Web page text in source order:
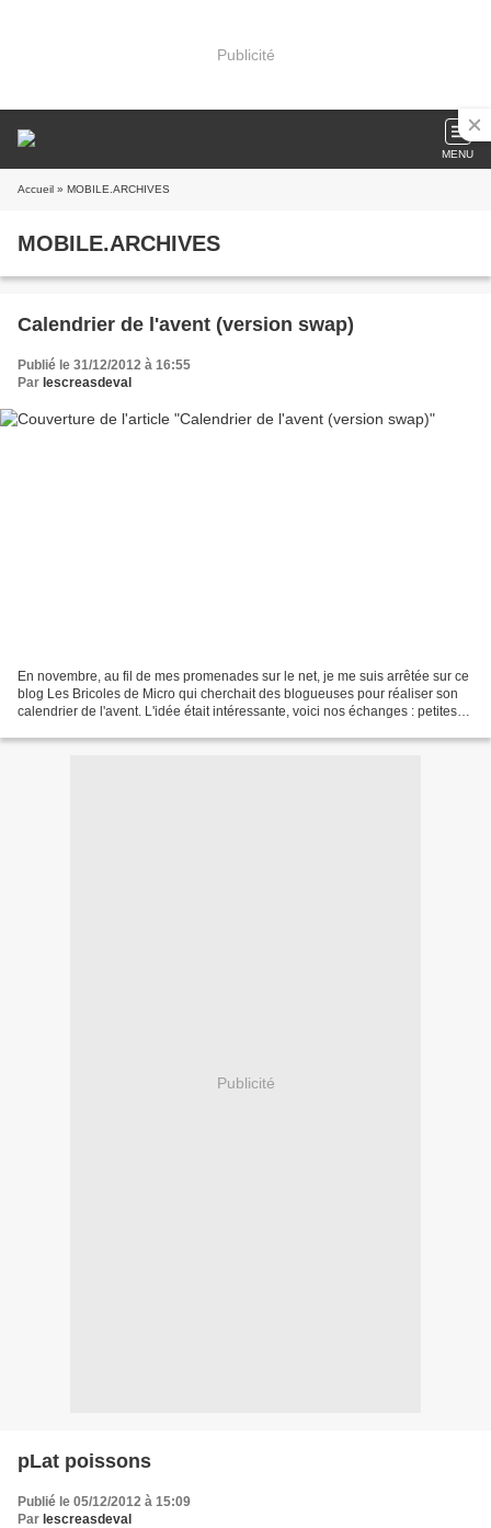
Publicité
MENU
Accueil » MOBILE.ARCHIVES
MOBILE.ARCHIVES
Calendrier de l'avent (version swap)
Publié le 31/12/2012 à 16:55
Par lescreasdeval
En novembre, au fil de mes promenades sur le net, je me suis arrêtée sur ce
blog Les Bricoles de Micro qui cherchait des blogueuses pour réaliser son
calendrier de l'avent. L'idée était intéressante, voici nos échanges : petites
Publicité
pLat poissons
Publié le 05/12/2012 à 15:09
Par lescreasdeval